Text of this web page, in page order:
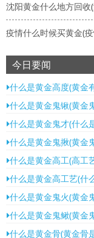
沈阳黄金什么地方回
疫情什么时候买黄金(
今日要闻
什么是黄金高度(黄金
什么是黄金鬼锹(黄金
什么是黄金鬼才(什么
什么是黄金鬼揪(黄金
什么是黄金高工(高工
什么是黄金高工艺(什
什么是黄金鬼火(黄金
什么是黄金鬼鳅(黄金
什么是黄金骨(黄金骨